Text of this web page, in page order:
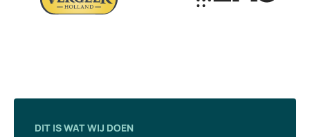
DIT IS WAT WIJ DOEN